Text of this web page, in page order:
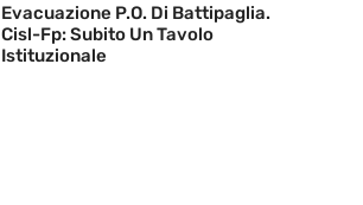
Evacuazione P.O. Di Battipaglia.
Cisl-Fp: Subito Un Tavolo
Istituzionale